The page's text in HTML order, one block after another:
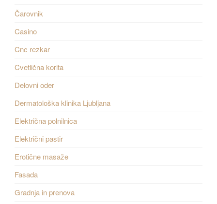
Čarovnik
Casino
Cnc rezkar
Cvetlična korita
Delovni oder
Dermatološka klinika Ljubljana
Električna polnilnica
Električni pastir
Erotične masaže
Fasada
Gradnja in prenova